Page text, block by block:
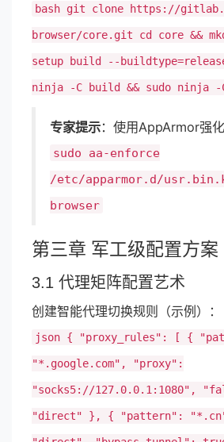
bash git clone https://
browser/core.git cd core &&
setup build --
ninja -C build && sudo ninja
专家提示：使用AppArmor强
sudo aa-enforce
/etc/apparmor.d/
browser
第三章 军工级配置方案
3.1 代理矩阵配置艺术
创建智能代理切换规则（示例）：
json { "proxy_rules": [ {
"*.google.com", "proxy":
"socks5://127.0.0.1:1080",
"direct" }, { "pattern":